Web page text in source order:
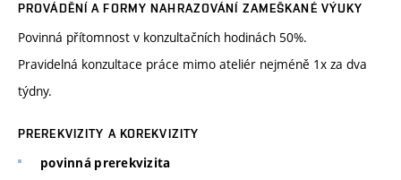
PROVÁDĚNÍ A FORMY NAHRAZOVÁNÍ ZAMEŠKANÉ VÝUKY
Povinná přítomnost v konzultačních hodinách 50%.
Pravidelná konzultace práce mimo ateliér nejméně 1x za dva
týdny.
PREREKVIZITY A KOREKVIZITY
povinná prerekvizita